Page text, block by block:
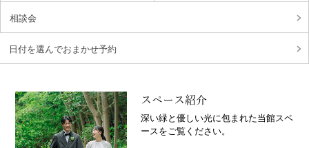
相談会
日付を選んでおまかせ予約
スペース紹介
深い緑と優しい光に包まれた当館スペ
ースをご覧ください。